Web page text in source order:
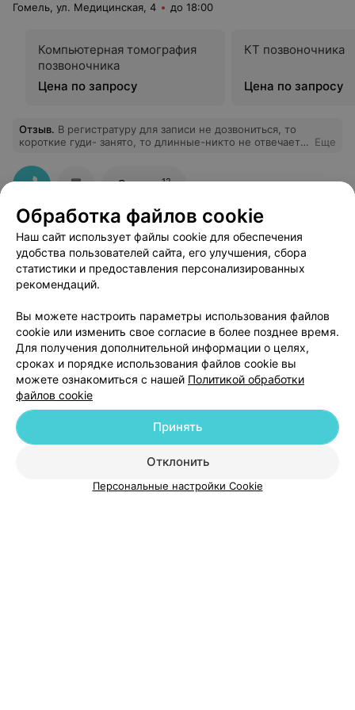
Гомель, ул. Медицинская, 4 до 18:00
Компьютерная томография
позвоночника
Цена по запросу
КТ позвоночника
Цена по запросу
Отзыв. В регистратуру для записи не дозвониться, то
короткие гуди- занято, то длинные-никто не отвечает.
лечащий доктор и та не смогла дозвониться.
Еще
Отзывы12
Добавить специалиста
Медицинский маркетинг
Публичный договор
Пользовательское соглашение
Способы оплаты
Обработка файлов cookie
Наш сайт использует файлы cookie для обеспечения
удобства пользователей сайта, его улучшения, сбора
статистики и предоставления персонализированных
рекомендаций.
Вы можете настроить параметры использования файлов
cookie или изменить свое согласие в более позднее время.
Для получения дополнительной информации о целях,
сроках и порядке использования файлов cookie вы
можете ознакомиться с нашей Политикой обработки
файлов cookie
Отклонить
Принять
Персональные настройки Cookie